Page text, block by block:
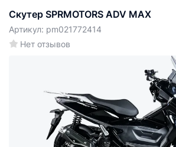
Скутер SPRMOTORS ADV MAX
Нет отзывов
Артикул: pm021772414